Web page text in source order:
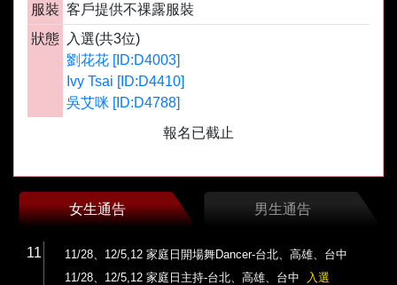
女生通告 男生通告
11
11/28、12/5,12 家庭日開場舞Dancer-台北、高雄、台中
11/28、12/5,12 家庭日主持-台北、高雄、台中
入選
服裝 客戶提供不祼露服裝
狀態
入選(共3位)
劉花花 [ID:D4003]
Ivy Tsai [ID:D4410]
吳艾咪 [ID:D4788]
報名已截止